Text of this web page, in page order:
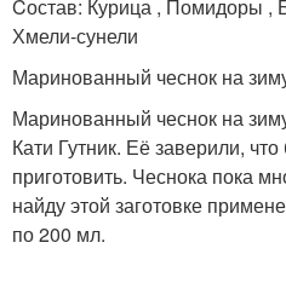
Cостав: Курица , Помидоры ,
Хмели-сунели
Маринованный чеснок на
Маринованный чеснок на
Кати Гутник. Её заверили,
приготовить. Чеснока пока
найду этой заготовке
по 200 мл.